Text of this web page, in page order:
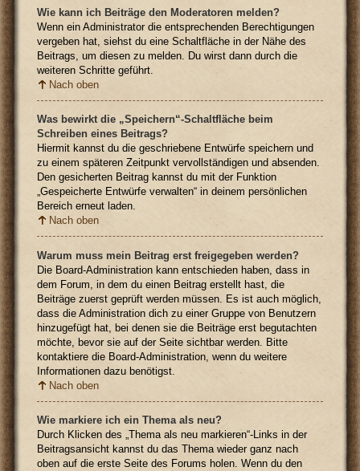
Wie kann ich Beiträge den Moderatoren melden?
Wenn ein Administrator die entsprechenden Berechtigungen
vergeben hat, siehst du eine Schaltfläche in der Nähe des
Beitrags, um diesen zu melden. Du wirst dann durch die
weiteren Schritte geführt.
Nach oben
Was bewirkt die „Speichern“-Schaltfläche beim
Schreiben eines Beitrags?
Hiermit kannst du die geschriebene Entwürfe speichern und
zu einem späteren Zeitpunkt vervollständigen und absenden.
Den gesicherten Beitrag kannst du mit der Funktion
„Gespeicherte Entwürfe verwalten“ in deinem persönlichen
Bereich erneut laden.
Nach oben
Warum muss mein Beitrag erst freigegeben werden?
Die Board-Administration kann entschieden haben, dass in
dem Forum, in dem du einen Beitrag erstellt hast, die
Beiträge zuerst geprüft werden müssen. Es ist auch möglich,
dass die Administration dich zu einer Gruppe von Benutzern
hinzugefügt hat, bei denen sie die Beiträge erst begutachten
möchte, bevor sie auf der Seite sichtbar werden. Bitte
kontaktiere die Board-Administration, wenn du weitere
Informationen dazu benötigst.
Nach oben
Wie markiere ich ein Thema als neu?
Durch Klicken des „Thema als neu markieren“-Links in der
Beitragsansicht kannst du das Thema wieder ganz nach
oben auf die erste Seite des Forums holen. Wenn du den